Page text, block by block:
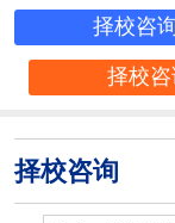
择校咨
择校咨
择校咨询